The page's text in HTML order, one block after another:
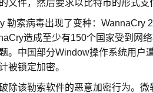
文件，然后要求以比特币的形式支
索病毒出现了变种：WannaCry
造成至少有150个国家受到网
。中国部分Window操作系统用户
被锁定加密。
该勒索软件的恶意加密行为。微